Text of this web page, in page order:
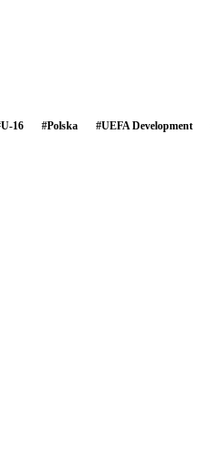
U-16 #Polska #UEFA Development